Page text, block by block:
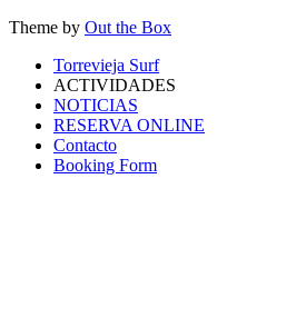
Theme by Out the Box
Torrevieja Surf
ACTIVIDADES
NOTICIAS
RESERVA ONLINE
Contacto
Booking Form